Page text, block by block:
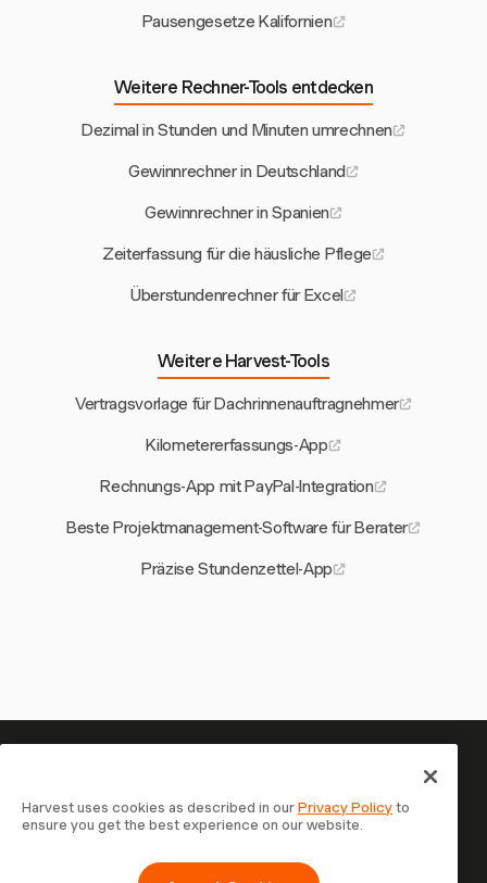
Pausengesetze Kalifornien
Weitere Rechner-Tools entdecken
Dezimal in Stunden und Minuten umrechnen
Gewinnrechner in Deutschland
Gewinnrechner in Spanien
Zeiterfassung für die häusliche Pflege
Überstundenrechner für Excel
Weitere Harvest-Tools
Vertragsvorlage für Dachrinnenauftragnehmer
Kilometererfassungs-App
Rechnungs-App mit PayPal-Integration
Beste Projektmanagement-Software für Berater
Präzise Stundenzettel-App
Ihre Zeit verdient es, erfasst zu
werden — starten Sie jetzt
Schließen Sie sich über 70.000 Unternehmen an, die mit
Harvest Zeit erfassen, Kunden abrechnen und schneller
Harvest uses cookies as described in ourPrivacy Policyto
ensure you get the best experience on our website.